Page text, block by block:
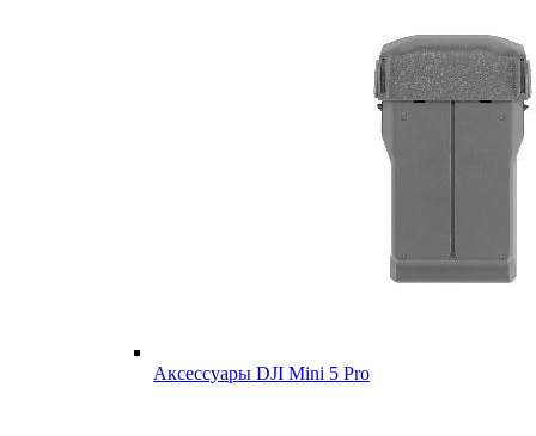
Аксессуары DJI Mini 5 Pro